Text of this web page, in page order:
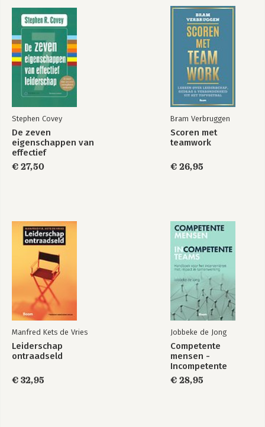
Bekijk alle boeken
Stephen Covey
De zeven
eigenschappen van
effectief
leiderschap
€ 27,50
Bram Verbruggen
Scoren met
teamwork
€ 26,95
Manfred Kets de Vries
Leiderschap
ontraadseld
€ 32,95
Jobbeke de Jong
Competente
mensen -
Incompetente
teams
€ 28,95